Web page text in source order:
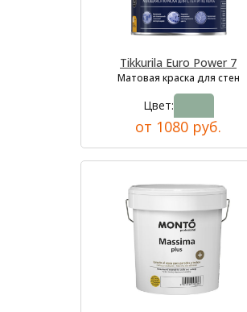
Tikkurila Euro Power 7
Матовая краска для стен
Цвет:
от 1080 руб.